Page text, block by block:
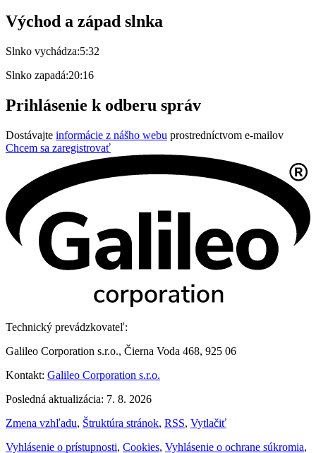
Východ a západ slnka
Slnko vychádza:5:32
Slnko zapadá:20:16
Prihlásenie k odberu správ
Dostávajte informácie z nášho webu prostredníctvom e-mailov
Chcem sa zaregistrovať
Technický prevádzkovateľ:
Galileo Corporation s.r.o., Čierna Voda 468, 925 06
Kontakt: Galileo Corporation s.r.o.
Posledná aktualizácia: 7. 8. 2026
Zmena vzhľadu, Štruktúra stránok, RSS, Vytlačiť
Vyhlásenie o prístupnosti, Cookies, Vyhlásenie o ochrane súkromia,